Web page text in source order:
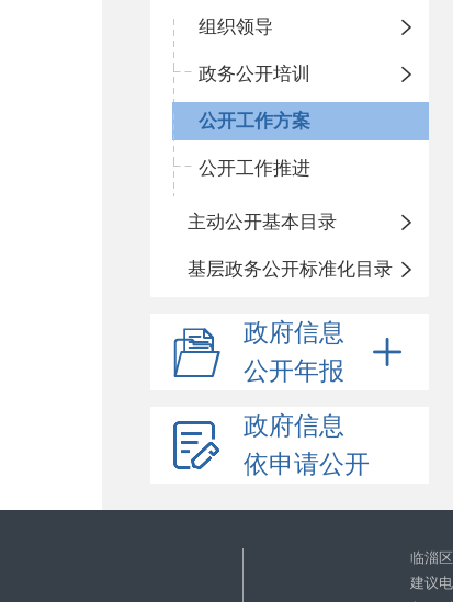
组织领导
政务公开培训
公开工作方案
公开工作推进
主动公开基本目录
基层政务公开标准化目录
政府信息
公开年报
政府信息
依申请公开
临淄
建议